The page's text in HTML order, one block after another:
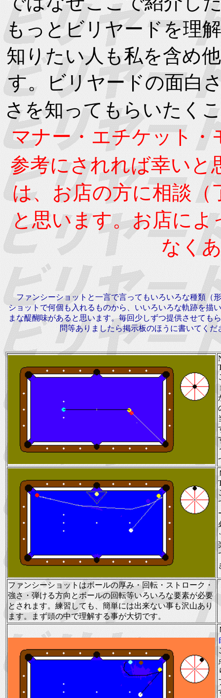
もっとビリヤードを理
知りたい人も私を含め
す。ビリヤードの面白
さを知ってもらいたく
マナー・エチケット
参考にされれば幸いと
は、お店の方に相談
と思います。お店によ
なく
ファンシーショットと一言で言ってもいろいろな種類（
ショットで何個も入れるものから、いいろいろな軌跡を描
まな醍醐味があると思います。毎回少しずつ提供させて
問等ありましたら掲示板のほうに書いてくだ
ファンシーショットはボールの厚み・回転・ストローク・
強さ・弾ける方向とボールの回転等いろいろな要素が必要
とされます。練習しても、簡単には出来ない事も沢山あり
ます。まず頭の中で理解する事が大切です。